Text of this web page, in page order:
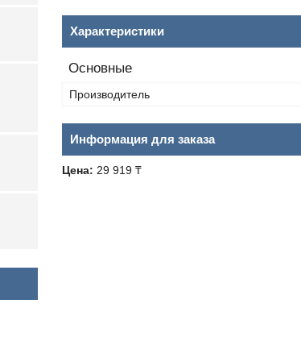
Характеристики
Основные
Производитель
Информация для заказа
Цена: 29 919 ₸